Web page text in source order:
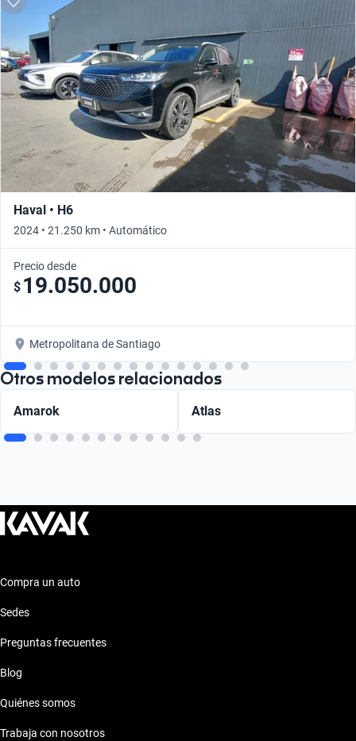
Haval • H6
2024 • 21.250 km • Automático
Precio desde
$ 19.050.000
Metropolitana de Santiago
Otros modelos relacionados
Amarok Atlas
Compra un auto
Sedes
Preguntas frecuentes
Blog
Quiénes somos
Trabaja con nosotros